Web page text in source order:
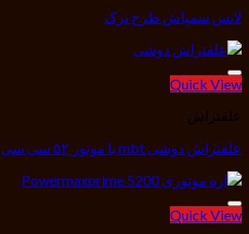
افزودن به علاقه مندی ها
لانس سمپاش طرح ترک
افزودن به علاقه مندی ها
Quick View
علفتراش
علفتراش دوشی mbt با موتور ۵۲ سی سی
Quick View